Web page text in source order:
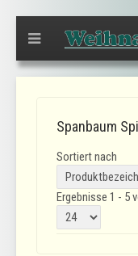
Spanbaum
Sortiert nach
Ergebnisse 1 - 5